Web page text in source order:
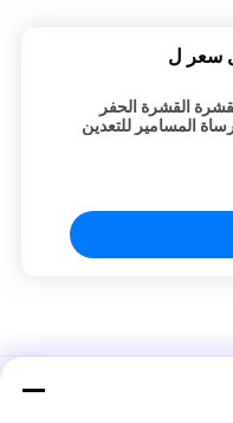
سعر ل
القشرة الحفر
المسامير للتعدين
مقابض خيوط، مثبتات